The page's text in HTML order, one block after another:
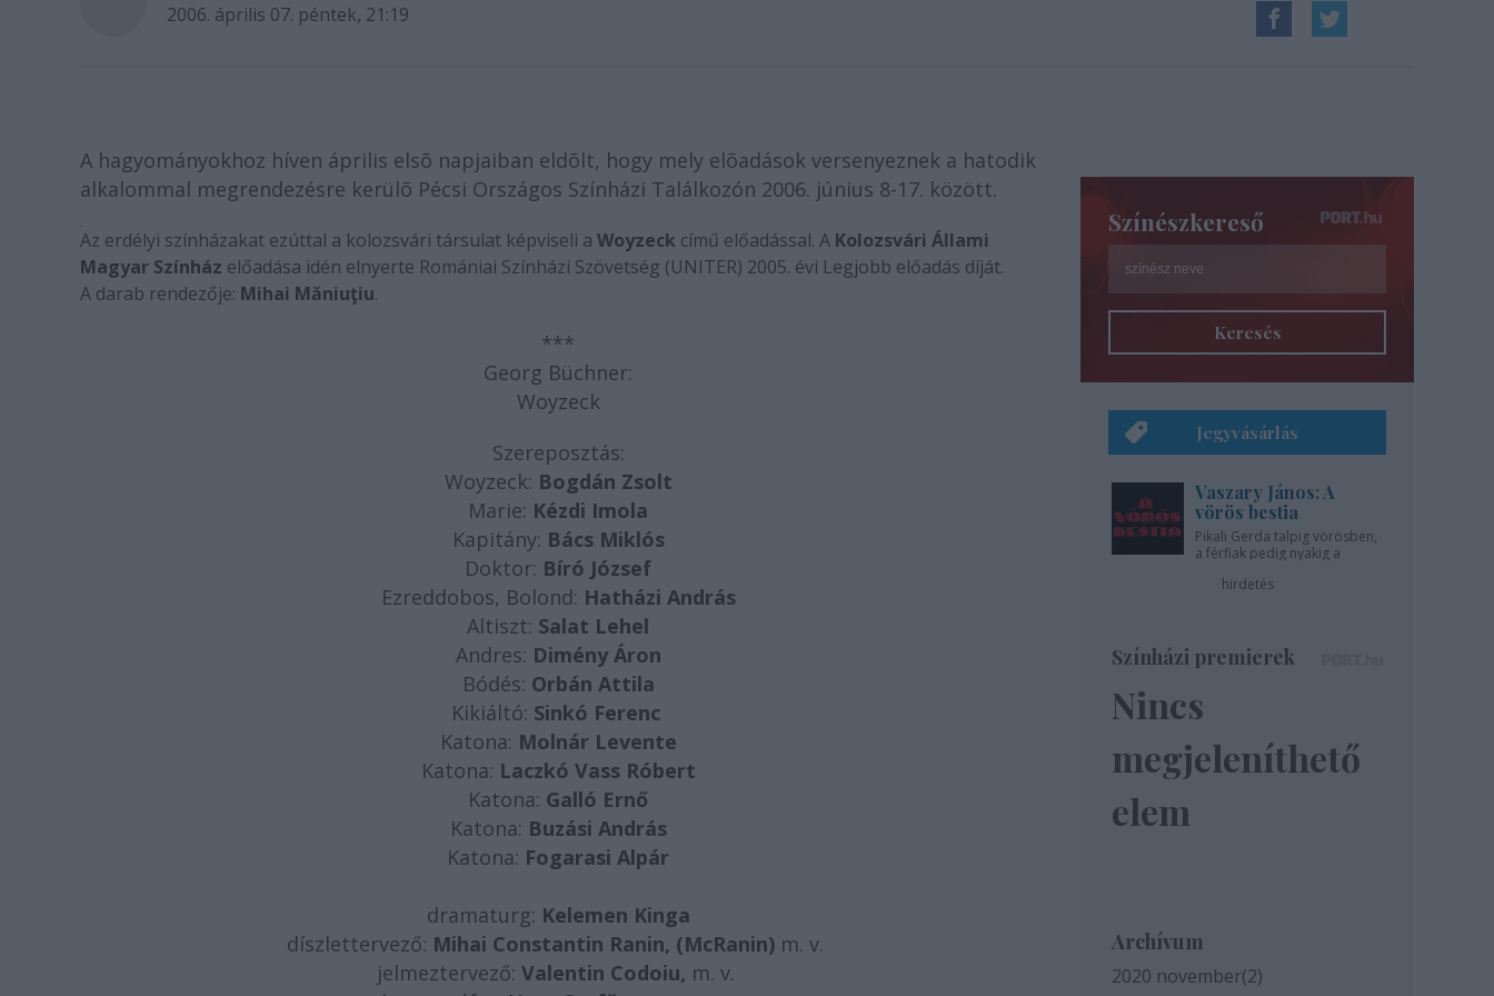
2006. április 07. péntek, 21:19
A hagyományokhoz híven április elsõ napjaiban eldõlt, hogy mely elõadások versenyeznek a hatodik
alkalommal megrendezésre kerülõ Pécsi Országos Színházi Találkozón 2006. június 8-17. között.
Az erdélyi színházakat ezúttal a kolozsvári társulat képviseli a Woyzeck című előadással. A Kolozsvári Állami
Magyar Színház előadása idén elnyerte Romániai Színházi Szövetség (UNITER) 2005. évi Legjobb előadás díját.
A darab rendezője: Mihai Măniuţiu.
***
Georg Büchner:
Woyzeck
Szereposztás:
Woyzeck: Bogdán Zsolt
Marie: Kézdi Imola
Kapitány: Bács Miklós
Doktor: Bíró József
Ezreddobos, Bolond: Hatházi András
Altiszt: Salat Lehel
Andres: Dimény Áron
Bódés: Orbán Attila
Kikiáltó: Sinkó Ferenc
Katona: Molnár Levente
Katona: Laczkó Vass Róbert
Katona: Galló Ernő
Katona: Buzási András
Katona: Fogarasi Alpár
dramaturg: Kelemen Kinga
díszlettervező: Mihai Constantin Ranin, (McRanin) m. v.
jelmeztervező: Valentin Codoiu, m. v.
Színészkereső
Keresés
Jegyvásárlás
Vaszary János: A
vörös bestia
Pikali Gerda talpig vörösben,
a férfiak pedig nyakig a
hirdetés
Színházi premierek
Nincs
megjeleníthető
elem
Archívum
2020 november(2)